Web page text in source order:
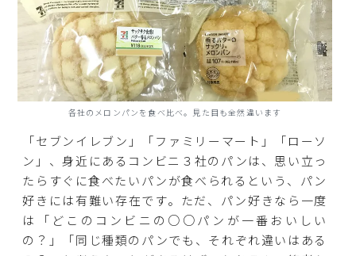
各社のメロンパンを食べ比べ。見た目も全然違います
「セブンイレブン」「ファミリーマート」「ローソ
ン」、身近にあるコンビニ３社のパンは、思い立っ
たらすぐに食べたいパンが食べられるという、パン
好きには有難い存在です。ただ、パン好きなら一度
は「どこのコンビニの○○パンが一番おいしい
の？」「同じ種類のパンでも、それぞれ違いはある